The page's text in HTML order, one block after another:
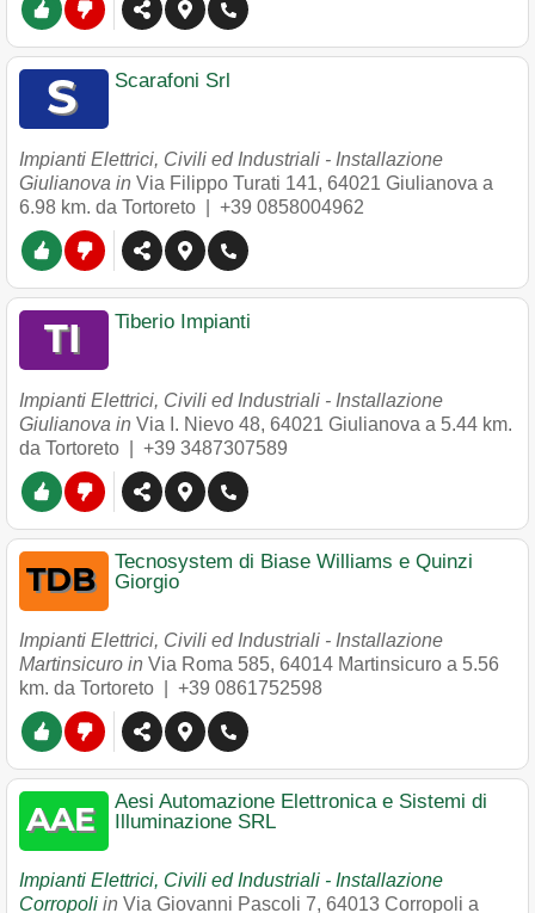
Scarafoni Srl
Impianti Elettrici, Civili ed Industriali - Installazione
Giulianova in Via Filippo Turati 141, 64021 Giulianova a
6.98 km. da Tortoreto | +39 0858004962
Tiberio Impianti
Impianti Elettrici, Civili ed Industriali - Installazione
Giulianova in Via I. Nievo 48, 64021 Giulianova a 5.44 km.
da Tortoreto | +39 3487307589
Tecnosystem di Biase Williams e Quinzi
Giorgio
Impianti Elettrici, Civili ed Industriali - Installazione
Martinsicuro in Via Roma 585, 64014 Martinsicuro a 5.56
km. da Tortoreto | +39 0861752598
Aesi Automazione Elettronica e Sistemi di
Illuminazione SRL
Impianti Elettrici, Civili ed Industriali - Installazione
Corropoli in Via Giovanni Pascoli 7, 64013 Corropoli a